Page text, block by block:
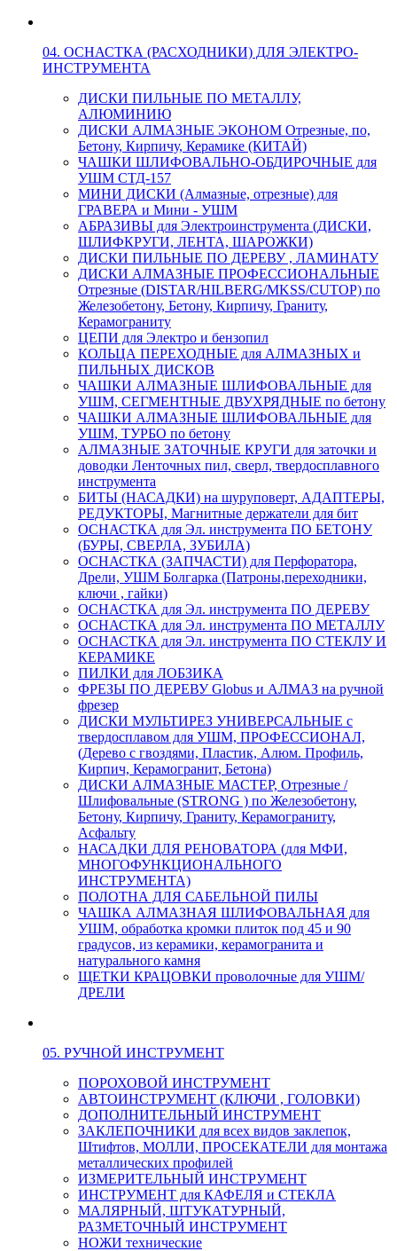
04. ОСНАСТКА (РАСХОДНИКИ) ДЛЯ ЭЛЕКТРО-
ИНСТРУМЕНТА
ДИСКИ ПИЛЬНЫЕ ПО МЕТАЛЛУ,
АЛЮМИНИЮ
ДИСКИ АЛМАЗНЫЕ ЭКОНОМ Отрезные, по,
Бетону, Кирпичу, Керамике (КИТАЙ)
ЧАШКИ ШЛИФОВАЛЬНО-ОБДИРОЧНЫЕ для
УШМ СТД-157
МИНИ ДИСКИ (Алмазные, отрезные) для
ГРАВЕРА и Мини - УШМ
АБРАЗИВЫ для Электроинструмента (ДИСКИ,
ШЛИФКРУГИ, ЛЕНТА, ШАРОЖКИ)
ДИСКИ ПИЛЬНЫЕ ПО ДЕРЕВУ , ЛАМИНАТУ
ДИСКИ АЛМАЗНЫЕ ПРОФЕССИОНАЛЬНЫЕ
Отрезные (DISTAR/HILBERG/MKSS/CUTOP) по
Железобетону, Бетону, Кирпичу, Граниту,
Керамограниту
ЦЕПИ для Электро и бензопил
КОЛЬЦА ПЕРЕХОДНЫЕ для АЛМАЗНЫХ и
ПИЛЬНЫХ ДИСКОВ
ЧАШКИ АЛМАЗНЫЕ ШЛИФОВАЛЬНЫЕ для
УШМ, СЕГМЕНТНЫЕ ДВУХРЯДНЫЕ по бетону
ЧАШКИ АЛМАЗНЫЕ ШЛИФОВАЛЬНЫЕ для
УШМ, ТУРБО по бетону
АЛМАЗНЫЕ ЗАТОЧНЫЕ КРУГИ для заточки и
доводки Ленточных пил, сверл, твердосплавного
инструмента
БИТЫ (НАСАДКИ) на шуруповерт, АДАПТЕРЫ,
РЕДУКТОРЫ, Магнитные держатели для бит
ОСНАСТКА для Эл. инструмента ПО БЕТОНУ
(БУРЫ, СВЕРЛА, ЗУБИЛА)
ОСНАСТКА (ЗАПЧАСТИ) для Перфоратора,
Дрели, УШМ Болгарка (Патроны,переходники,
ключи , гайки)
ОСНАСТКА для Эл. инструмента ПО ДЕРЕВУ
ОСНАСТКА для Эл. инструмента ПО МЕТАЛЛУ
ОСНАСТКА для Эл. инструмента ПО СТЕКЛУ И
КЕРАМИКЕ
ПИЛКИ для ЛОБЗИКА
ФРЕЗЫ ПО ДЕРЕВУ Globus и АЛМАЗ на ручной
фрезер
ДИСКИ МУЛЬТИРЕЗ УНИВЕРСАЛЬНЫЕ с
твердосплавом для УШМ, ПРОФЕССИОНАЛ,
(Дерево с гвоздями, Пластик, Алюм. Профиль,
Кирпич, Керамогранит, Бетона)
ДИСКИ АЛМАЗНЫЕ МАСТЕР, Отрезные /
Шлифовальные (STRONG ) по Железобетону,
Бетону, Кирпичу, Граниту, Керамограниту,
Асфальту
НАСАДКИ ДЛЯ РЕНОВАТОРА (для МФИ,
МНОГОФУНКЦИОНАЛЬНОГО
ИНСТРУМЕНТА)
ПОЛОТНА ДЛЯ САБЕЛЬНОЙ ПИЛЫ
ЧАШКА АЛМАЗНАЯ ШЛИФОВАЛЬНАЯ для
УШМ, обработка кромки плиток под 45 и 90
градусов, из керамики, керамогранита и
натурального камня
ЩЕТКИ КРАЦОВКИ проволочные для УШМ/
ДРЕЛИ
05. РУЧНОЙ ИНСТРУМЕНТ
ПОРОХОВОЙ ИНСТРУМЕНТ
АВТОИНСТРУМЕНТ (КЛЮЧИ , ГОЛОВКИ)
ДОПОЛНИТЕЛЬНЫЙ ИНСТРУМЕНТ
ЗАКЛЕПОЧНИКИ для всех видов заклепок,
Штифтов, МОЛЛИ, ПРОСЕКАТЕЛИ для монтажа
металлических профилей
ИЗМЕРИТЕЛЬНЫЙ ИНСТРУМЕНТ
ИНСТРУМЕНТ для КАФЕЛЯ и СТЕКЛА
МАЛЯРНЫЙ, ШТУКАТУРНЫЙ,
РАЗМЕТОЧНЫЙ ИНСТРУМЕНТ
НОЖИ технические